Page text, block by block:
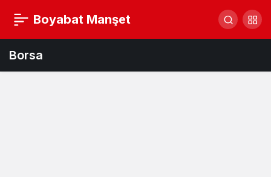
Boyabat Manşet
Borsa